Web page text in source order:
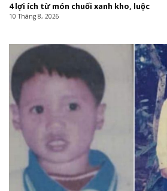
4 lợi ích từ món chuối xanh kho, luộc
10 Tháng 8, 2026